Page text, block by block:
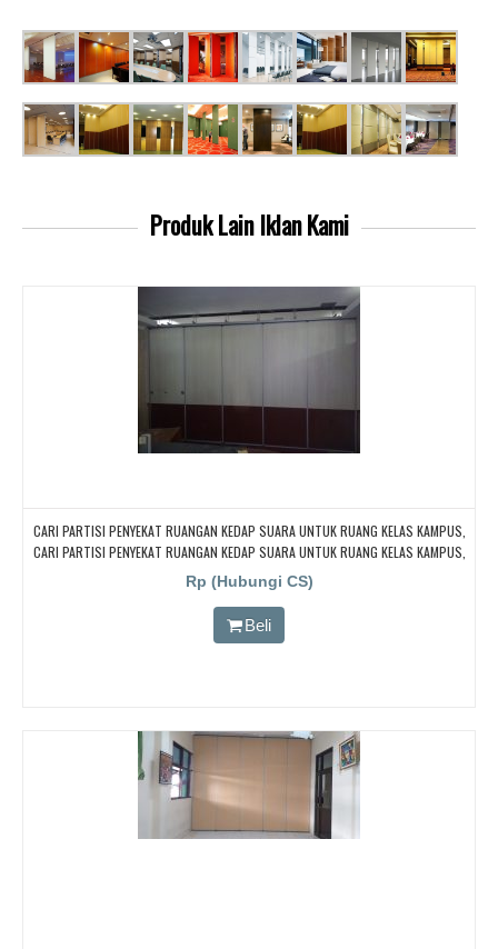
Produk LainIklan Kami
CARI PARTISI PENYEKAT RUANGAN KEDAP SUARA UNTUK RUANG KELAS KAMPUS,
CARI PARTISI PENYEKAT RUANGAN KEDAP SUARA UNTUK RUANG KELAS KAMPUS,
CARI PARTISI PENYEKAT RUANGAN KEDAP SUARA UNTUK RUANG KELAS KAMPUS,
CARI PARTISI PENYEKAT RUANGAN KEDAP SUARA UNTUK RUANG KELAS KAMPUS,
CARI PARTISI PENYEKAT RUANGAN KEDAP SUARA UNTUK RUANG KELAS KAMPUS
Rp (Hubungi CS)
Beli